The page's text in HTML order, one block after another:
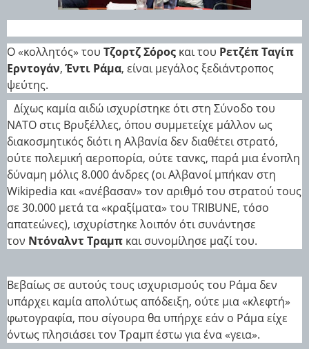
Ο «κολλητός» του Τζορτζ Σόρος και του Ρετζέπ Ταγίπ
Ερντογάν,Έντι Ράμα, είναι μεγάλος ξεδιάντροπος
ψεύτης.
Δίχως καμία αιδώ ισχυρίστηκε ότι στη Σύνοδο του
ΝΑΤΟ στις Βρυξέλλες, όπου συμμετείχε μάλλον ως
διακοσμητικός διότι η Αλβανία δεν διαθέτει στρατό,
ούτε πολεμική αεροπορία, ούτε τανκς, παρά μια ένοπλη
δύναμη μόλις 8.000 άνδρες (οι Αλβανοί μπήκαν στη
Wikipedia και «ανέβασαν» τον αριθμό του στρατού τους
σε 30.000 μετά τα «κραξίματα» του TRIBUNE, τόσο
απατεώνες), ισχυρίστηκε λοιπόν ότι συνάντησε
τον Ντόναλντ Τραμπ και συνομίλησε μαζί του.
Βεβαίως σε αυτούς τους ισχυρισμούς του Ράμα δεν
υπάρχει καμία απολύτως απόδειξη, ούτε μια «κλεφτή»
φωτογραφία, που σίγουρα θα υπήρχε εάν ο Ράμα είχε
όντως πλησιάσει τον Τραμπ έστω για ένα «γεια».